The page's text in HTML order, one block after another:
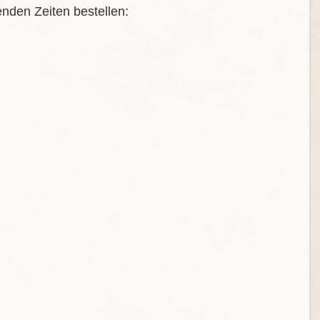
Zeiten bestellen: